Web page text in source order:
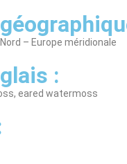
– Europe méridionale
:
eared watermoss